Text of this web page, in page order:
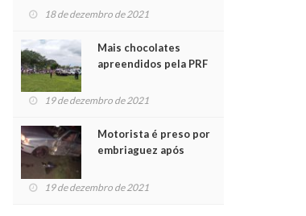
mulher em cárcere
18 de dezembro de 2021
Mais chocolates
apreendidos pela PRF
crianças no Natal
19 de dezembro de 2021
Motorista é preso por
embriaguez após
feridos
19 de dezembro de 2021